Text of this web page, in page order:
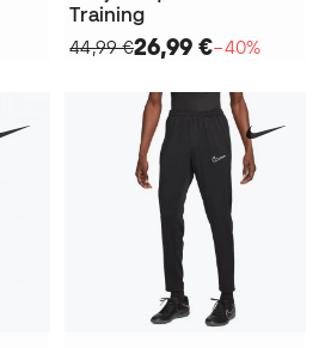
Training
44,99 €26,99 €−40%